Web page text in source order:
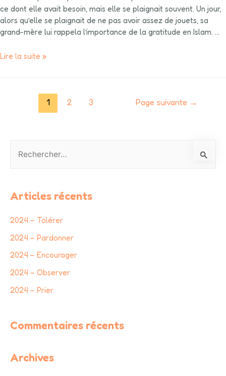
ce dont elle avait besoin, mais elle se plaignait souvent. Un jour,
alors qu’elle se plaignait de ne pas avoir assez de jouets, sa
grand-mère lui rappela l’importance de la gratitude en Islam. …
Lire la suite »
1 2 3 Page suivante →
Articles récents
2024 – Tolérer
2024 – Pardonner
2024 – Encourager
2024 – Observer
2024 – Prier
Commentaires récents
Archives